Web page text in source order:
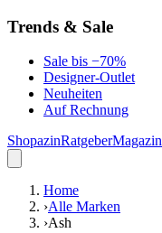
Trends & Sale
Sale bis −70%
Designer-Outlet
Neuheiten
Auf Rechnung
ShopazinRatgeberMagazin
Home
›Alle Marken
›Ash